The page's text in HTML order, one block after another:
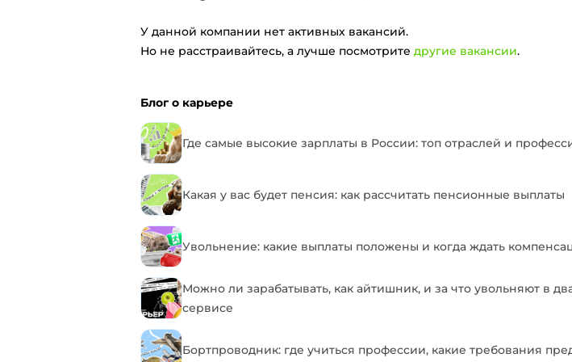
У данной компании нет активных вакансий.
Но не расстраивайтесь, а лучше посмотрите другие вакансии.
Блог о карьере
Где самые высокие зарплаты в России: топ отраслей и
Какая у вас будет пенсия: как рассчитать пенсионные выплаты
Увольнение: какие выплаты положены и когда ждать
Можно ли зарабатывать, как айтишник, и за что увольняют в
сервисе
Бортпроводник: где учиться профессии, какие требования